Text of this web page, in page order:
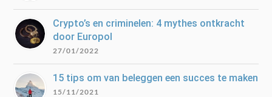
Crypto’s en criminelen: 4 mythes ontkracht
door Europol
27/01/2022
15 tips om van beleggen een succes te maken
15/11/2021